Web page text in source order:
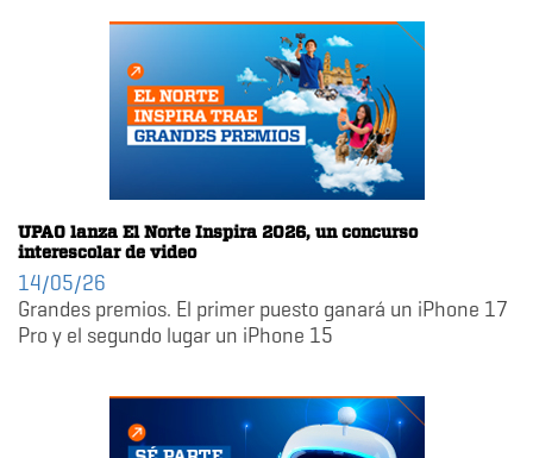
UPAO lanza El Norte Inspira 2026, un concurso
interescolar de video
14/05/26
Grandes premios. El primer puesto ganará un iPhone 17
Pro y el segundo lugar un iPhone 15